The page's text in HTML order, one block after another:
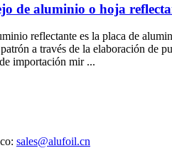
de aluminio o hoja
reflectante es la placa de
a través de la elaboración de
importación mir ...
sales@alufoil.cn